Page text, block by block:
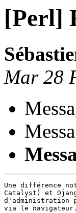
[Perl]
Mar 28
Une différence
Catalyst) et
d'administration
via le navigateur.